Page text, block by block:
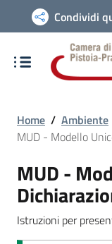
Vai alla navigazione del
Condividi
Home / Ambiente
MUD - Modello
MUD -
Istruzioni per